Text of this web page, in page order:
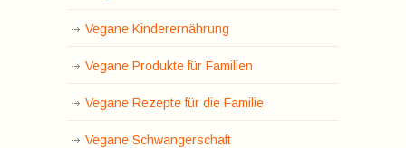
Vegane Kinderernährung
Vegane Produkte für Familien
Vegane Rezepte für die Familie
Vegane Schwangerschaft